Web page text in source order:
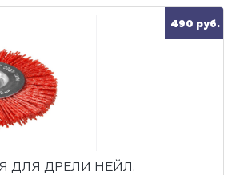
490 руб.
ДЛЯ ДРЕЛИ НЕЙЛ.